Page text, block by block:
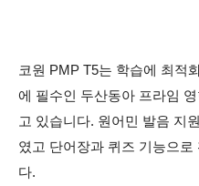
코원 PMP T5는 학습에 최적
에 필수인 두산동아 프라임
고 있습니다. 원어민 발음 지
였고 단어장과 퀴즈 기능으로
다.